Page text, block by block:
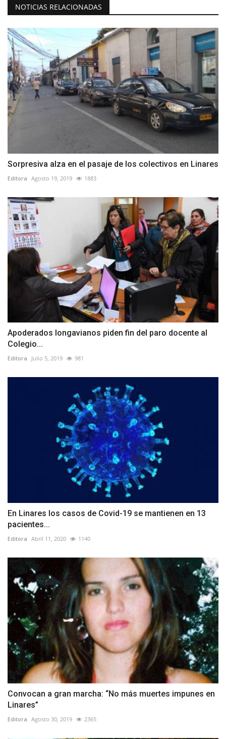
NOTICIAS RELACIONADAS
Sorpresiva alza en el pasaje de los colectivos en Linares
Editora Agosto 19, 2019 1883
Apoderados longavianos piden fin del paro docente al
Colegio...
Editora Julio 5, 2019 981
En Linares los casos de Covid-19 se mantienen en 13
pacientes...
Editora Abril 11, 2020 1140
Convocan a gran marcha: “No más muertes impunes en
Linares”
Editora Agosto 30, 2019 2365